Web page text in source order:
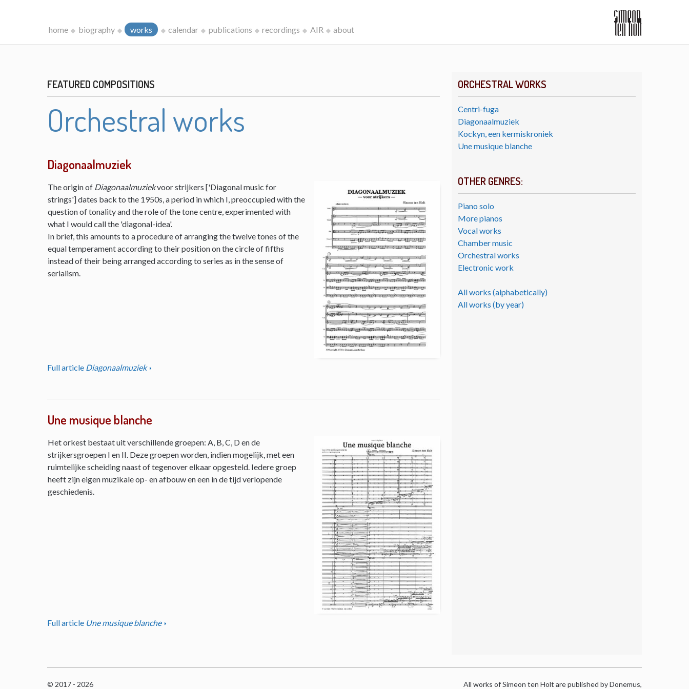
home biography works calendar publications recordings AIR about
ORCHESTRAL WORKS
Centri-fuga
Diagonaalmuziek
Kockyn, een kermiskroniek
Une musique blanche
OTHER GENRES:
Piano solo
More pianos
Vocal works
Chamber music
Orchestral works
Electronic work
All works (alphabetically)
All works (by year)
FEATURED COMPOSITIONS
Orchestral works
Diagonaalmuziek
The origin of Diagonaalmuziekvoor strijkers ['Diagonal music for
strings'] dates back to the 1950s, a period in which I, preoccupied with the
question of tonality and the role of the tone centre, experimented with
what I would call the 'diagonal-idea'.
In brief, this amounts to a procedure of arranging the twelve tones of the
equal temperament according to their position on the circle of fifths
instead of their being arranged according to series as in the sense of
serialism.
Full article Diagonaalmuziek
Une musique blanche
Het orkest bestaat uit verschillende groepen: A, B, C, D en de
strijkersgroepen I en II. Deze groepen worden, indien mogelijk, met een
ruimtelijke scheiding naast of tegenover elkaar opgesteld. Iedere groep
heeft zijn eigen muzikale op- en afbouw en een in de tijd verlopende
geschiedenis.
Full article Une musique blanche
© 2017 - 2026 All works of Simeon ten Holt are published by Donemus,